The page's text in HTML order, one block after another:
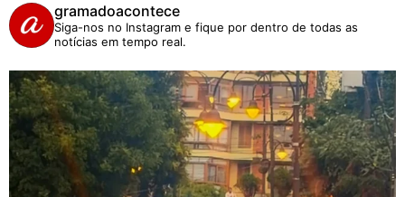
gramadoacontece
Siga-nos no Instagram e fique por dentro de todas as
notícias em tempo real.